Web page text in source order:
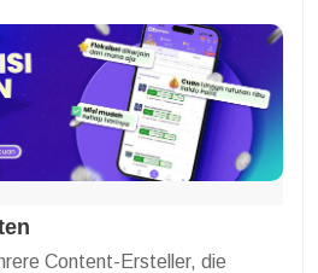
Content-Ersteller, die